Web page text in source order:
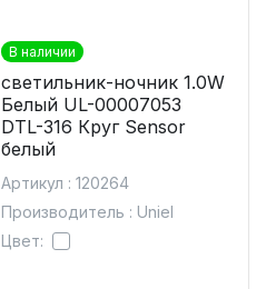
В наличии
светильник-ночник 1.0W
Белый UL-00007053
DTL-316 Круг Sensor
белый
Артикул : 120264
Производитель : Uniel
Цвет: